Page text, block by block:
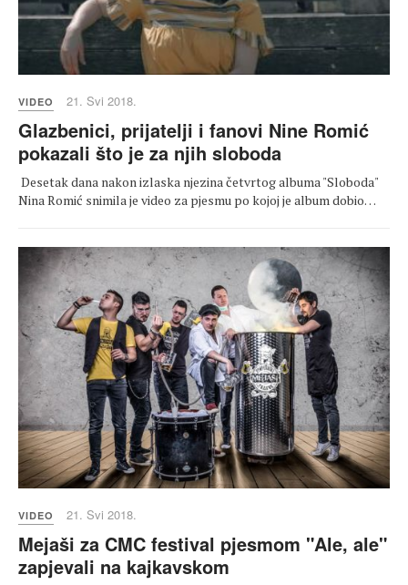
VIDEO 21. Svi 2018.
Glazbenici, prijatelji i fanovi Nine Romić
pokazali što je za njih sloboda
Desetak dana nakon izlaska njezina četvrtog albuma "Sloboda"
Nina Romić snimila je video za pjesmu po kojoj je album dobio…
VIDEO 21. Svi 2018.
Mejaši za CMC festival pjesmom "Ale, ale"
zapjevali na kajkavskom